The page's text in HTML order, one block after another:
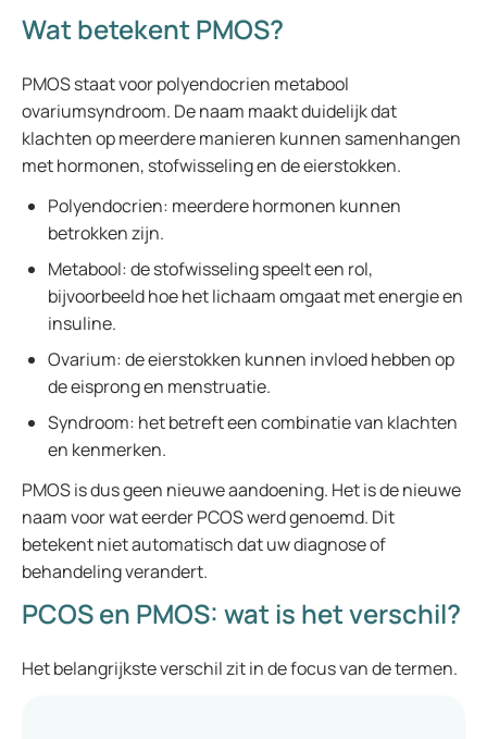
Wat betekent PMOS?
PMOS staat voor polyendocrien metabool
ovariumsyndroom. De naam maakt duidelijk dat
klachten op meerdere manieren kunnen samenhangen
met hormonen, stofwisseling en de eierstokken.
Polyendocrien: meerdere hormonen kunnen
betrokken zijn.
Metabool: de stofwisseling speelt een rol,
bijvoorbeeld hoe het lichaam omgaat met energie en
insuline.
Ovarium: de eierstokken kunnen invloed hebben op
de eisprong en menstruatie.
Syndroom: het betreft een combinatie van klachten
en kenmerken.
PMOS is dus geen nieuwe aandoening. Het is de nieuwe
naam voor wat eerder PCOS werd genoemd. Dit
betekent niet automatisch dat uw diagnose of
behandeling verandert.
PCOS en PMOS: wat is het verschil?
Het belangrijkste verschil zit in de focus van de termen.